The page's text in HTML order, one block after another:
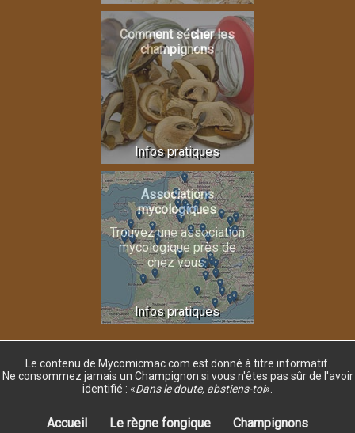
Infos pratiques
Comment sécher les
champignons
Infos pratiques
Associations
mycologiques
Trouvez une association
mycologique près de
chez vous.
Le contenu de Mycomicmac.com est donné à titre informatif.
Ne consommez jamais un Champignon si vous n'êtes pas sûr de l'avoir
identifié : «Dans le doute, abstiens-toi»
Accueil Le règne fongique Champignons